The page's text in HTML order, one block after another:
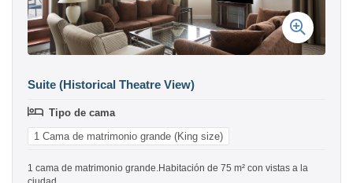
Suite (Historical Theatre View)
Tipo de cama
1 Cama de matrimonio grande (King size)
1 cama de matrimonio grande.Habitación de 75 m² con vistas a la